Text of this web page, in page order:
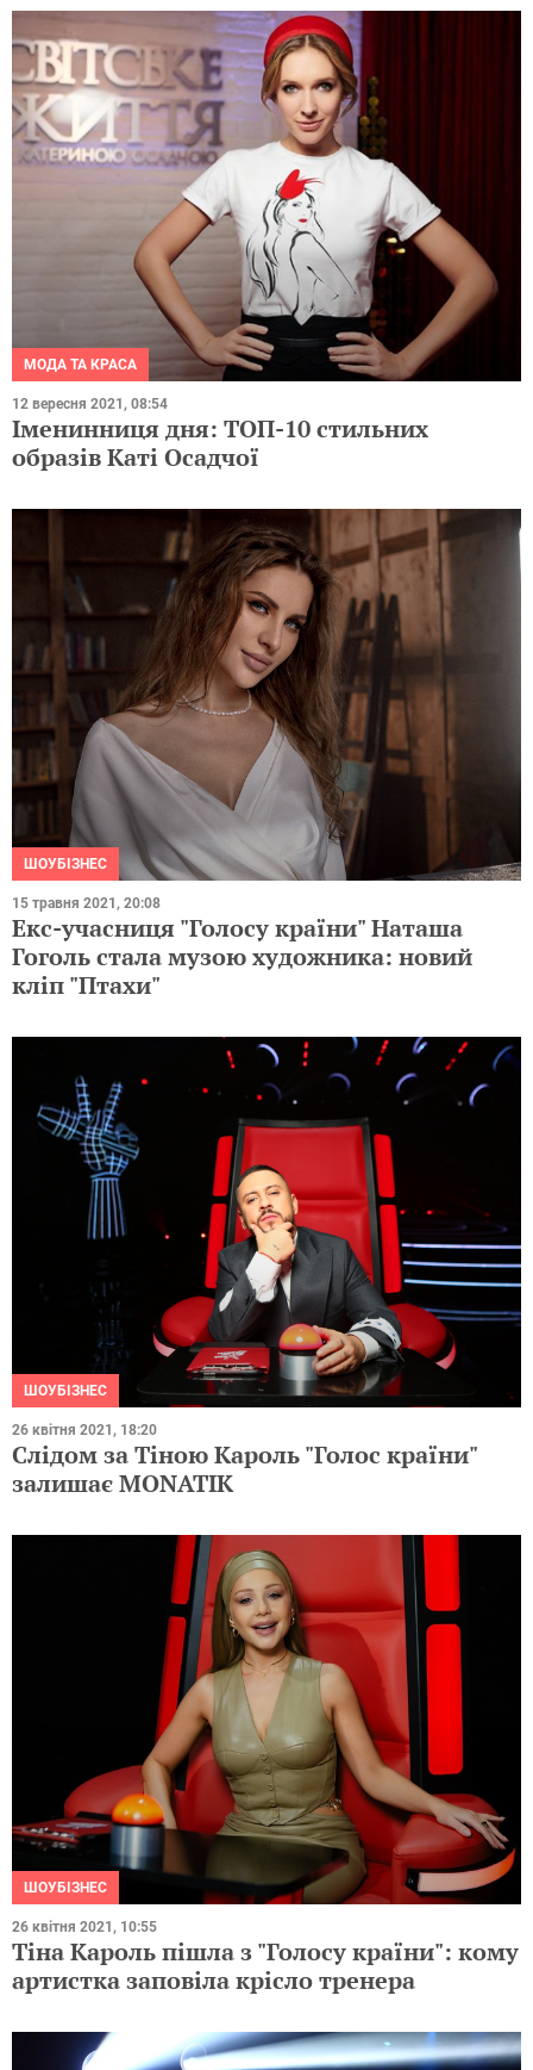
МОДА ТА КРАСА
12 вересня 2021, 08:54
Іменинниця дня: ТОП-10 стильних
образів Каті Осадчої
ШОУБІЗНЕС
15 травня 2021, 20:08
Екс-учасниця "Голосу країни" Наташа
Гоголь стала музою художника: новий
кліп "Птахи"
ШОУБІЗНЕС
26 квітня 2021, 18:20
Слідом за Тіною Кароль "Голос країни"
залишає MONATIK
ШОУБІЗНЕС
26 квітня 2021, 10:55
Тіна Кароль пішла з "Голосу країни": кому
артистка заповіла крісло тренера